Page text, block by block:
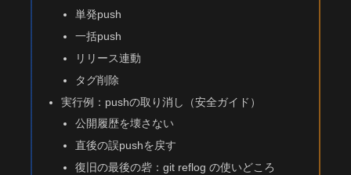
単発push
一括push
リリース連動
タグ削除
実行例：pushの取り消し（安全ガイド）
公開履歴を壊さない
直後の誤pushを戻す
復旧の最後の砦：git reflog の使いどころ